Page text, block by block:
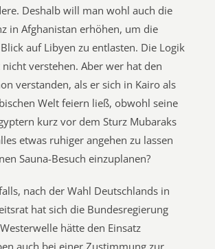
Deshalb will man wohl auch die
in Afghanistan erhöhen, um die
auf Libyen zu entlasten. Die Logik
verstehen. Aber wer hat den
verstanden, als er sich in Kairo als
Welt feiern ließ, obwohl seine
kurz vor dem Sturz Mubaraks
etwas ruhiger angehen zu lassen
Sauna-Besuch einzuplanen?
nach der Wahl Deutschlands in
hat sich die Bundesregierung
hätte den Einsatz
auch bei einer Zustimmung zur